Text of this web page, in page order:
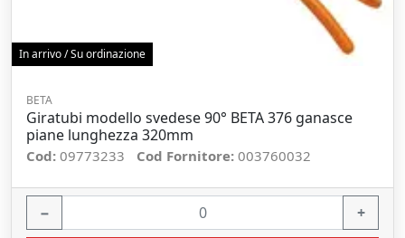
In arrivo / Su ordinazione
BETA
Giratubi modello svedese 90° BETA 376 ganasce
piane lunghezza 320mm
Cod: 09773233 Cod Fornitore: 003760032
− +